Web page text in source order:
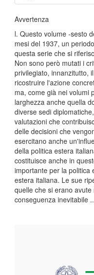
Avvertenza
l. Questo volume -sesto
mesi del 1937, un
questa serie che si
Non sono però mutati i
privilegiato, innanzitutto,
ricostruire l'azione
ma, come già nei volumi
larghezza anche quella
diverse sedi
valutazioni che
delle decisioni che
esercitano anche
della politica estera
costituisce anche in
importante per la politica
estera italiana. Le sue
quelle che si erano
conseguenza inevitabile